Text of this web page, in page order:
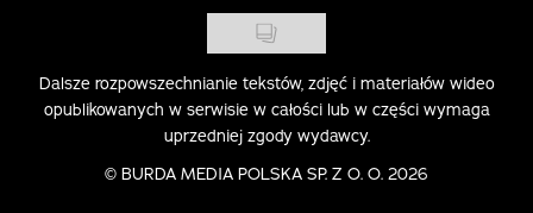
Dalsze rozpowszechnianie tekstów, zdjęć i materiałów wideo
opublikowanych w serwisie w całości lub w części wymaga
uprzedniej zgody wydawcy.
© BURDA MEDIA POLSKA SP. Z O. O. 2026